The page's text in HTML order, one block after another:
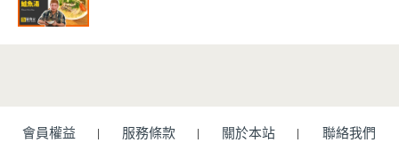
會員權益 服務條款 關於本站 聯絡我們